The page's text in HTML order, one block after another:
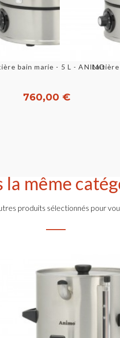
Aperçu rapide
bain marie - 5 L - ANIMO
760,00 €
Laitière
la même
produits sélectionnés pour